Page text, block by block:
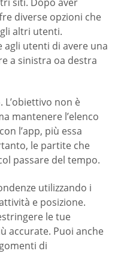
diverse opzioni che
altri utenti.
agli utenti di avere una
a sinistra oa destra
L’obiettivo non è
mantenere l’elenco
l’app, più essa
le partite che
passare del tempo.
utilizzando i
e posizione.
le tue
accurate. Puoi anche
di